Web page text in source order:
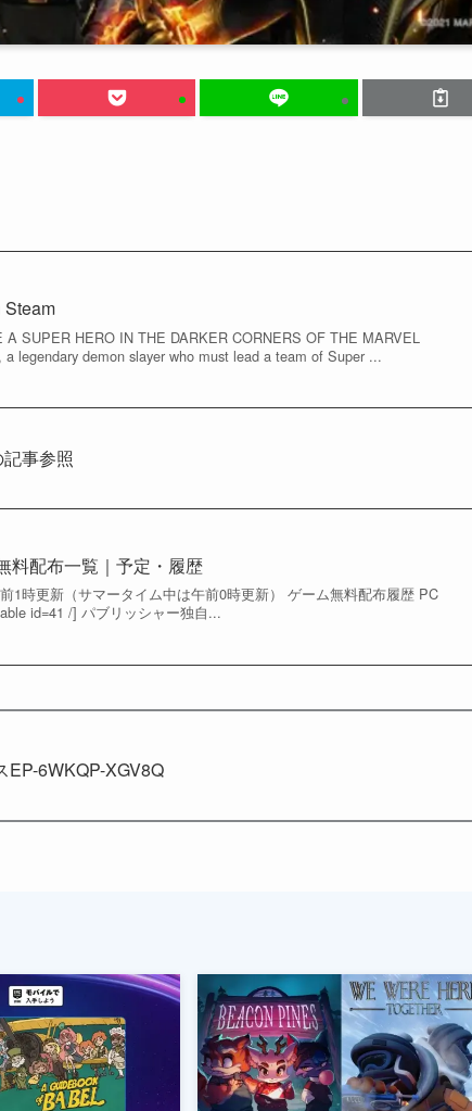
SUPER HERO IN THE DARKER CORNERS OF THE MARVEL
legendary demon slayer who must lead a team of Super ...
事参照
料配布一覧｜予定・履歴
1時更新（サマータイム中は午前0時更新） ゲーム無料配布履歴 PC
id=41 /] パブリッシャー独自...
EP-6WKQP-XGV8Q